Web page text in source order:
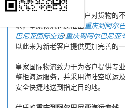
同时，为了方便广大客户对货物的
求，皇家物流特还推出重庆到阿尔
巴尼亚国际空运/重庆到阿尔巴尼亚
以此来为新老客户提供更加完善的
皇家国际物流致力于为客户提供专
整柜海运服务，并采用海陆空联运
安全快捷地送到指定目的地。